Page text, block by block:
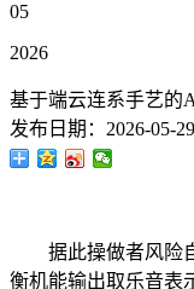
05
2026
基于端云连系手艺的
发布日期： 2026-05-
据此操做者风险自
衡机能输出取乐音表